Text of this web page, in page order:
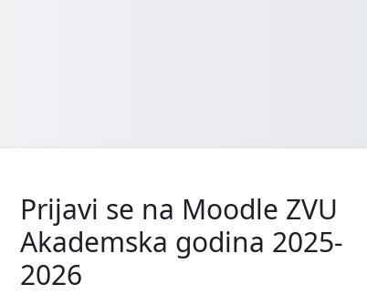
Prijavi se na Moodle ZVU
Akademska godina 2025-
2026